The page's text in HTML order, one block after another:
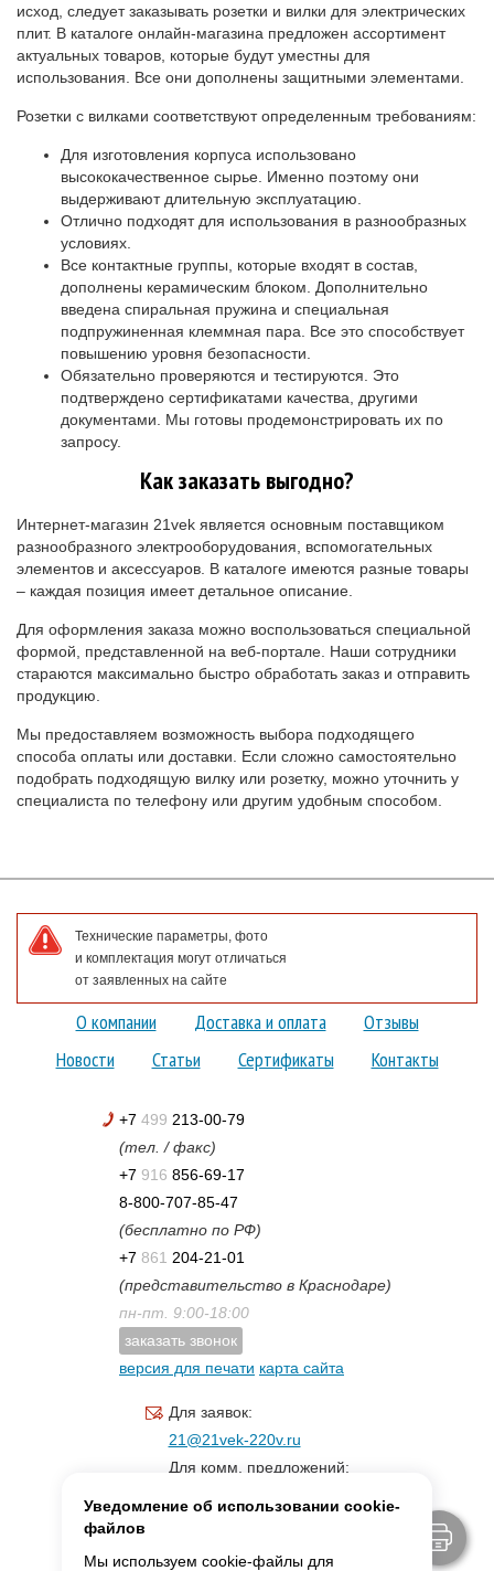
исход, следует заказывать розетки и вилки для электрических
плит. В каталоге онлайн-магазина предложен ассортимент
актуальных товаров, которые будут уместны для
использования. Все они дополнены защитными элементами.
Розетки с вилками соответствуют определенным требованиям:
Для изготовления корпуса использовано
высококачественное сырье. Именно поэтому они
выдерживают длительную эксплуатацию.
Отлично подходят для использования в разнообразных
условиях.
Все контактные группы, которые входят в состав,
дополнены керамическим блоком. Дополнительно
введена спиральная пружина и специальная
подпружиненная клеммная пара. Все это способствует
повышению уровня безопасности.
Обязательно проверяются и тестируются. Это
подтверждено сертификатами качества, другими
документами. Мы готовы продемонстрировать их по
запросу.
Как заказать выгодно?
Интернет-магазин 21vek является основным поставщиком
разнообразного электрооборудования, вспомогательных
элементов и аксессуаров. В каталоге имеются разные товары
– каждая позиция имеет детальное описание.
Для оформления заказа можно воспользоваться специальной
формой, представленной на веб-портале. Наши сотрудники
стараются максимально быстро обработать заказ и отправить
продукцию.
Мы предоставляем возможность выбора подходящего
способа оплаты или доставки. Если сложно самостоятельно
подобрать подходящую вилку или розетку, можно уточнить у
специалиста по телефону или другим удобным способом.
Технические параметры, фото
и комплектация могут отличаться
от заявленных на сайте
О компании Доставка и оплата
Отзывы
Новости
Статьи Сертификаты Контакты
+7 499 213-00-79
(тел. / факс)
+7 916 856-69-17
8-800-707-85-47
(бесплатно по РФ)
+7 861 204-21-01
(представительство в Краснодаре)
пн-пт. 9:00-18:00
заказать звонок
версия для печати карта сайта
Для заявок:
21@21vek-220v.ru
Для комм. предложений:
Уведомление об использовании cookie-
файлов
Мы используем cookie-файлы для